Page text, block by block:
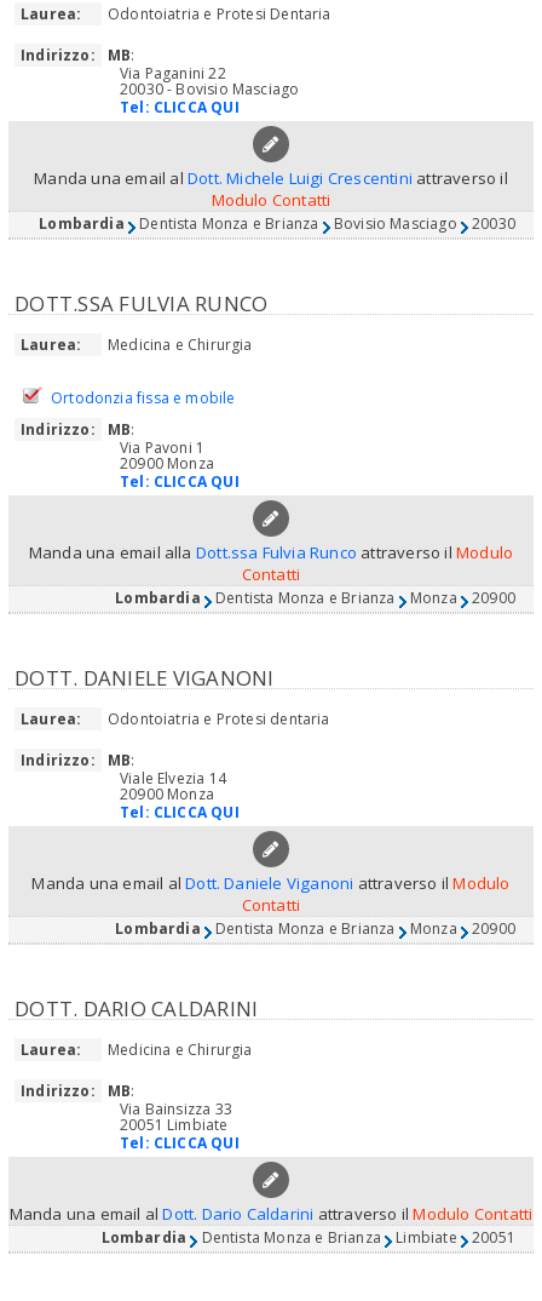
Laurea:
Odontoiatria e Protesi Dentaria
Indirizzo:
MB:
Via Paganini 22
20030 - Bovisio Masciago
Tel: CLICCA QUI
Manda una email al Dott. Michele Luigi Crescentini attraverso il
Modulo Contatti
Lombardia Dentista Monza e Brianza Bovisio Masciago 20030
DOTT.SSA FULVIA RUNCO
Laurea: Medicina e Chirurgia
Ortodonzia fissa e mobile
Indirizzo:
MB:
Via Pavoni 1
20900 Monza
Tel: CLICCA QUI
Manda una email alla Dott.ssa Fulvia Runco attraverso ilModulo
Contatti
Lombardia Dentista Monza e Brianza Monza 20900
DOTT. DANIELE VIGANONI
Laurea:
Odontoiatria e Protesi dentaria
Indirizzo:
MB:
Viale Elvezia 14
20900 Monza
Tel: CLICCA QUI
Manda una email alDott. Daniele Viganoni attraverso ilModulo
Contatti
Lombardia Dentista Monza e Brianza Monza 20900
DOTT. DARIO CALDARINI
Laurea:
Medicina e Chirurgia
Indirizzo:
MB:
Via Bainsizza 33
20051 Limbiate
Tel: CLICCA QUI
Manda una email alDott. Dario Caldarini attraverso ilModulo Contatti
Lombardia Dentista Monza e Brianza Limbiate 20051